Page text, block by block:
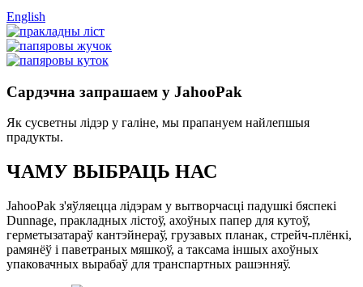
English
Сардэчна запрашаем у JahooPak
Як сусветны лідэр у галіне, мы прапануем найлепшыя
прадукты.
ЧАМУ ВЫБРАЦЬ НАС
JahooPak з'яўляецца лідэрам у вытворчасці падушкі бяспекі
Dunnage, пракладных лістоў, ахоўных папер для кутоў,
герметызатараў кантэйнераў, грузавых планак, стрейч-плёнкі,
рамянёў і паветраных мяшкоў, а таксама іншых ахоўных
упаковачных вырабаў для транспартных рашэнняў.